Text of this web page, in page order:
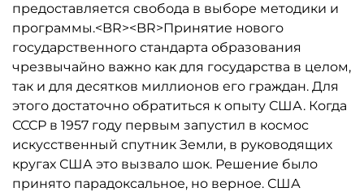
предоставляется свобода в выборе методики и
программы.<BR><BR>Принятие нового
государственного стандарта образования
чрезвычайно важно как для государства в целом,
так и для десятков миллионов его граждан. Для
этого достаточно обратиться к опыту США. Когда
СССР в 1957 году первым запустил в космос
искусственный спутник Земли, в руководящих
кругах США это вызвало шок. Решение было
принято парадоксальное, но верное. США